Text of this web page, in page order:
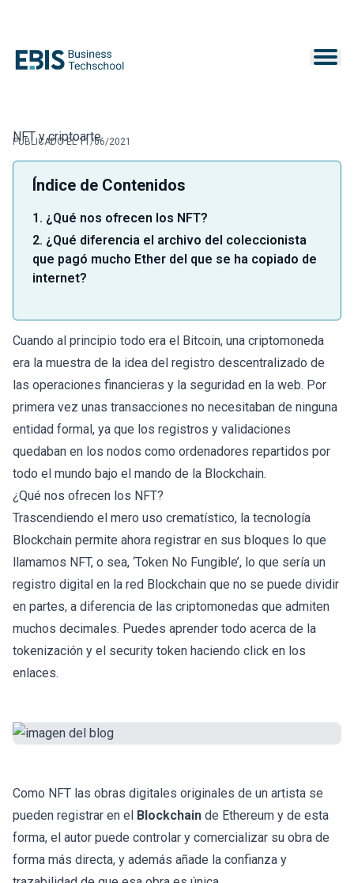
NFT y criptoarte
PUBLICADO EL 11/06/2021
Índice de Contenidos
1. ¿Qué nos ofrecen los NFT?
2. ¿Qué diferencia el archivo del coleccionista
que pagó mucho Ether del que se ha copiado de
internet?
Cuando al principio todo era el Bitcoin, una criptomoneda
era la muestra de la idea del registro descentralizado de
las operaciones financieras y la seguridad en la web. Por
primera vez unas transacciones no necesitaban de ninguna
entidad formal, ya que los registros y validaciones
quedaban en los nodos como ordenadores repartidos por
todo el mundo bajo el mando de la Blockchain.
¿Qué nos ofrecen los NFT?
Trascendiendo el mero uso crematístico, la tecnología
Blockchain permite ahora registrar en sus bloques lo que
llamamos NFT, o sea, ‘Token No Fungible’, lo que sería un
registro digital en la red Blockchain que no se puede dividir
en partes, a diferencia de las criptomonedas que admiten
muchos decimales. Puedes aprender todo acerca de la
tokenización y el security token haciendo click en los
enlaces.
Como NFT las obras digitales originales de un artista se
pueden registrar en el Blockchain de Ethereum y de esta
forma, el autor puede controlar y comercializar su obra de
forma más directa, y además añade la confianza y